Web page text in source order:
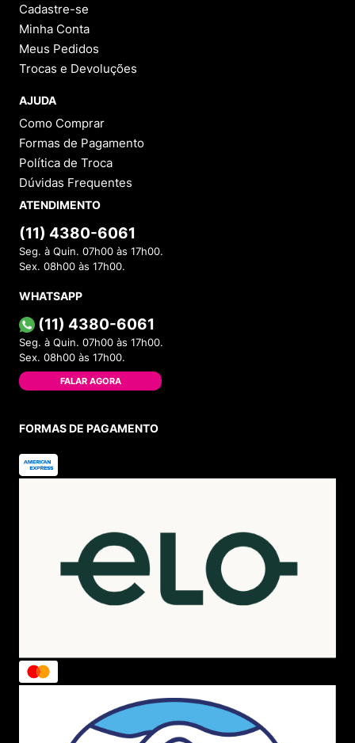
Cadastre-se
Minha Conta
Meus Pedidos
Trocas e Devoluções
AJUDA
Como Comprar
Formas de Pagamento
Política de Troca
Dúvidas Frequentes
ATENDIMENTO
(11) 4380-6061
Seg. à Quin. 07h00 às 17h00.
Sex. 08h00 às 17h00.
WHATSAPP
(11) 4380-6061
Seg. à Quin. 07h00 às 17h00.
Sex. 08h00 às 17h00.
FALAR AGORA
FORMAS DE PAGAMENTO